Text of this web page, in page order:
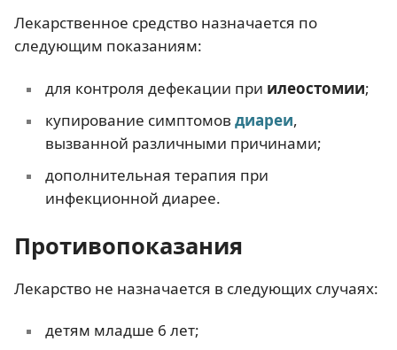
Лекарственное средство назначается по
следующим показаниям:
для контроля дефекации при илеостомии;
купирование симптомов диареи,
вызванной различными причинами;
дополнительная терапия при
инфекционной диарее.
Противопоказания
Лекарство не назначается в следующих случаях:
детям младше 6 лет;